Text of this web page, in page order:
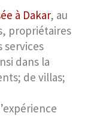
à Dakar, au
propriétaires
services
dans la
de villas;